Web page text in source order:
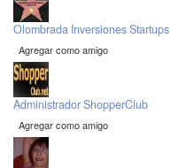
Olombrada Inversiones Startups
Agregar como amigo
Administrador ShopperClub
Agregar como amigo